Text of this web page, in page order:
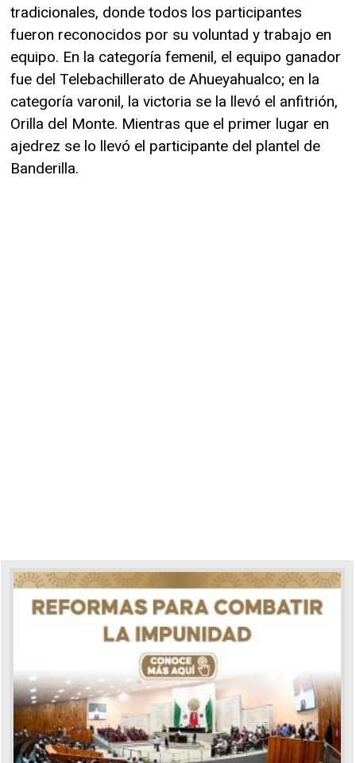
tradicionales, donde todos los participantes
fueron reconocidos por su voluntad y trabajo en
equipo. En la categoría femenil, el equipo ganador
fue del Telebachillerato de Ahueyahualco; en la
categoría varonil, la victoria se la llevó el anfitrión,
Orilla del Monte. Mientras que el primer lugar en
ajedrez se lo llevó el participante del plantel de
Banderilla.